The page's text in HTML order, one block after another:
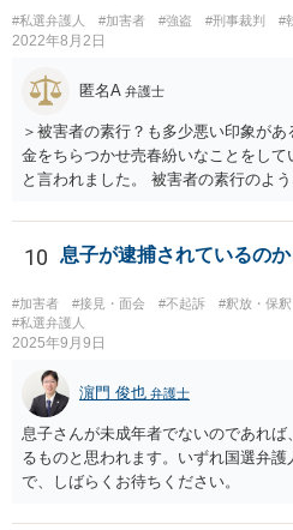
#私選弁護人 #加害者 #強盗 #刑事裁判 #
2022年8月2日
匿名A 弁護士
＞被害者の素行？も多少悪い印象が
金をちらつかせ売春紛いなことをし
と言われました。 被害者の素行のよ
はあるのではないでしょうか。
10 息子が逮捕されているの
#加害者 #接見・面会 #不起訴 #釈放・保釈
#私選弁護人
2025年9月9日
濵門 俊也 弁護士
息子さんが未成年者でないのであれ
るものと思われます。いずれ国選弁
で、しばらくお待ちください。